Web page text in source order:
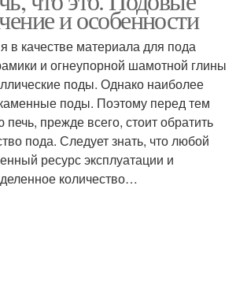
Печь на дровах
Печи для пекарни
и особенности
в качестве материала для пода
и огнеупорной шамотной глины
поды. Однако наиболее
поды. Поэтому перед тем
печь, прежде всего, стоит обратить
пода. Следует знать, что любой
ресурс эксплуатации и
количество…